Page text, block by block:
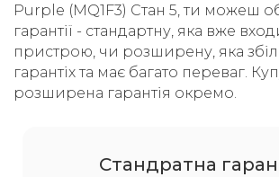
Purple (MQ1F3) Стан 5, ти можеш
гарантії - стандартну, яка вже
пристрою, чи розширену, яка
гарантіх та має багато переваг.
розширена гарантія окремо.
Cтандратна